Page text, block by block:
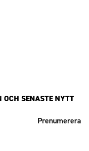
OCH SENASTE NYTT